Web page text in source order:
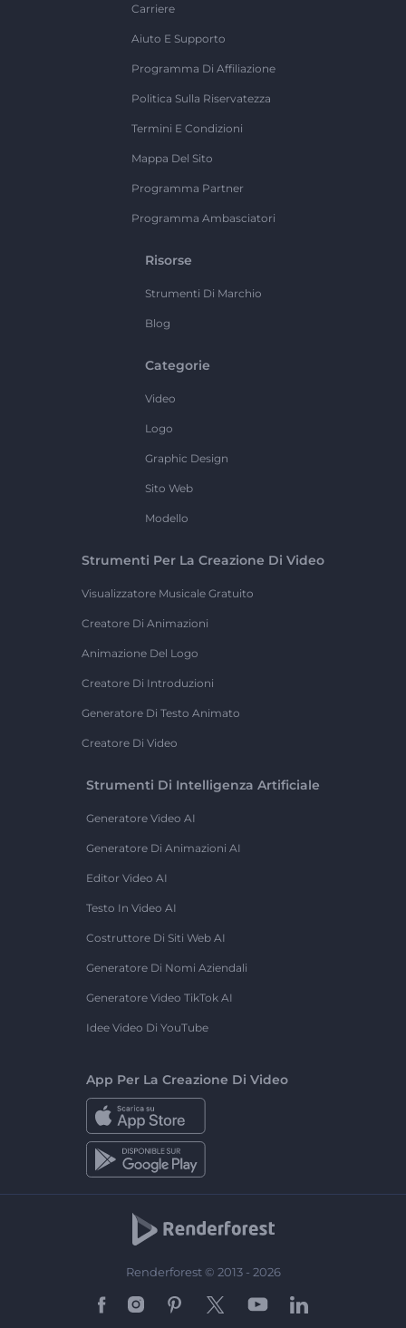
Carriere
Aiuto E Supporto
Programma Di Affiliazione
Politica Sulla Riservatezza
Termini E Condizioni
Mappa Del Sito
Programma Partner
Programma Ambasciatori
Risorse
Strumenti Di Marchio
Blog
Categorie
Video
Logo
Graphic Design
Sito Web
Modello
Strumenti Per La Creazione Di Video
Visualizzatore Musicale Gratuito
Creatore Di Animazioni
Animazione Del Logo
Creatore Di Introduzioni
Generatore Di Testo Animato
Creatore Di Video
Strumenti Di Intelligenza Artificiale
Generatore Video AI
Generatore Di Animazioni AI
Editor Video AI
Testo In Video AI
Costruttore Di Siti Web AI
Generatore Di Nomi Aziendali
Generatore Video TikTok AI
Idee Video Di YouTube
App Per La Creazione Di Video
Renderforest © 2013 - 2026